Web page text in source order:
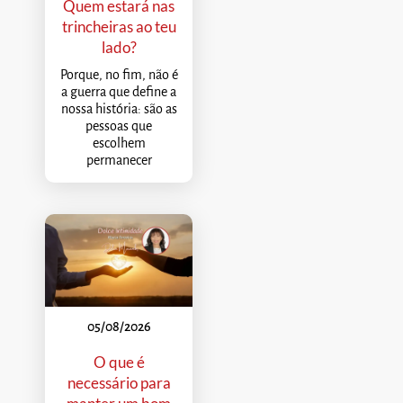
Quem estará nas
trincheiras ao teu
lado?
Porque, no fim, não é
a guerra que define a
nossa história: são as
pessoas que
escolhem
permanecer
05/08/2026
O que é
necessário para